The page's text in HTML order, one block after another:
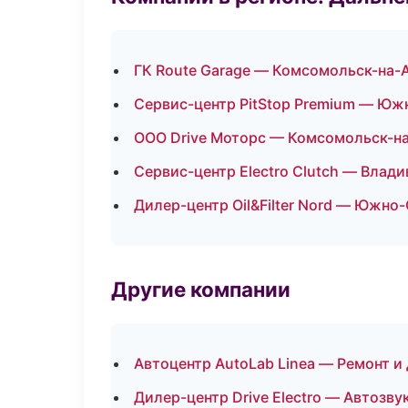
ГК Route Garage — Комсомольск-на-
Сервис-центр PitStop Premium —
ООО Drive Моторс — Комсомольск-
Сервис-центр Electro Clutch —
Дилер-центр Oil&Filter Nord — Южно-
Другие компании
Автоцентр AutoLab Linea — Ремонт
Дилер-центр Drive Electro —